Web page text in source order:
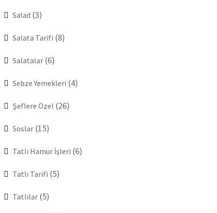
Salad (3)
Salata Tarifi (8)
Salatalar (6)
Sebze Yemekleri (4)
Şeflere Özel (26)
Soslar (15)
Tatlı Hamur İşleri (6)
Tatlı Tarifi (5)
Tatlılar (5)